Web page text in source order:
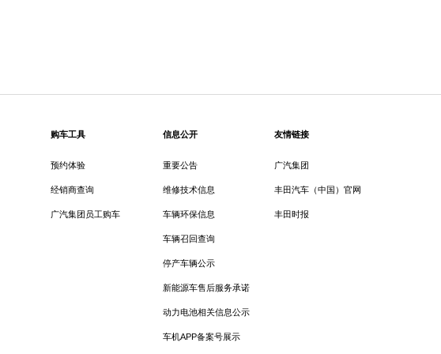
购车工具
预约体验
经销商查询
广汽集团员工购车
信息公开
重要公告
维修技术信息
车辆环保信息
车辆召回查询
停产车辆公示
新能源车售后服务承诺
动力电池相关信息公示
车机APP备案号展示
友情链接
广汽集团
丰田汽车（中国）官网
丰田时报